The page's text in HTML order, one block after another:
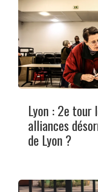
Lyon : 2e tour
alliances
de Lyon ?